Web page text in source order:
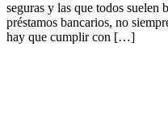
seguras y las que todos suelen
préstamos bancarios, no
hay que cumplir con […]